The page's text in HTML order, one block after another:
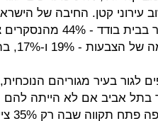
עירוני קטן. החיבה של
כפרית מתבטאת גם בהעדפתם
- 19% ו-17%, בהתאמה.
לגור בעיר מגוריהם
רוצים לגור בתל אביב אם לא
לעומת